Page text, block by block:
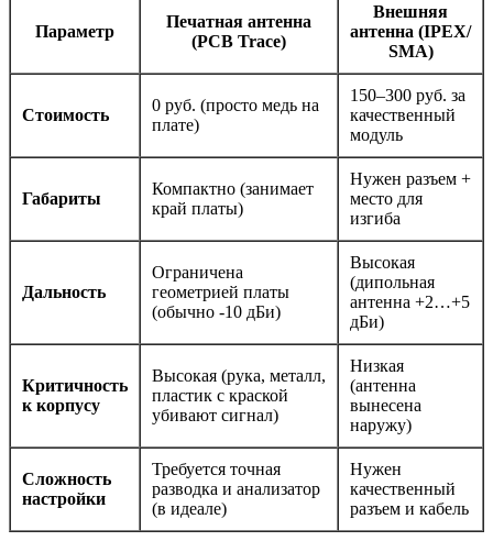
Параметр
Печатная антенна
(PCB Trace)
Внешняя
антенна (IPEX/
SMA)
Стоимость
0 руб. (просто медь на
плате)
150–300 руб. за
качественный
модуль
Габариты
Компактно (занимает
край платы)
Нужен разъем +
место для
изгиба
Дальность
Ограничена
геометрией платы
(обычно -10 дБи)
Высокая
(дипольная
антенна +2…+5
дБи)
Критичность
к корпусу
Высокая (рука, металл,
пластик с краской
убивают сигнал)
Низкая
(антенна
вынесена
наружу)
Сложность
настройки
Требуется точная
разводка и анализатор
(в идеале)
Нужен
качественный
разъем и кабель